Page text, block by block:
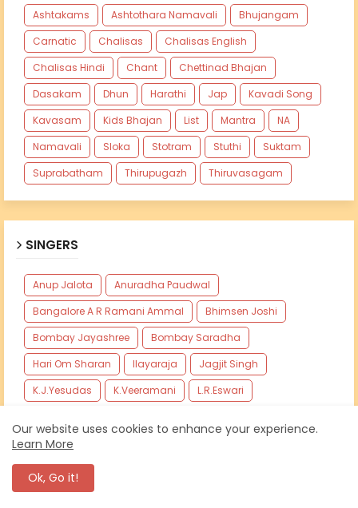
Ashtakams
Ashtothara Namavali
Bhujangam
Carnatic
Chalisas
Chalisas English
Chalisas Hindi
Chant
Chettinad Bhajan
Dasakam
Dhun Harathi Jap
Kavadi Song
Kavasam
Kids Bhajan List Mantra
NA
Namavali
Sloka Stotram Stuthi
Suktam
Suprabatham
Thirupugazh Thiruvasagam
SINGERS
Anup Jalota
Anuradha Paudwal
Bangalore A R Ramani Ammal
Bhimsen Joshi
Bombay Jayashree
Bombay Saradha
Hari Om Sharan
Ilayaraja
Jagjit Singh
K.J.Yesudas
K.Veeramani
L.R.Eswari
Mahanadhi Shobana
Seerkazhi Govindarajan
Our website uses cookies to enhance your experience.
Learn More
Ok, Go it!